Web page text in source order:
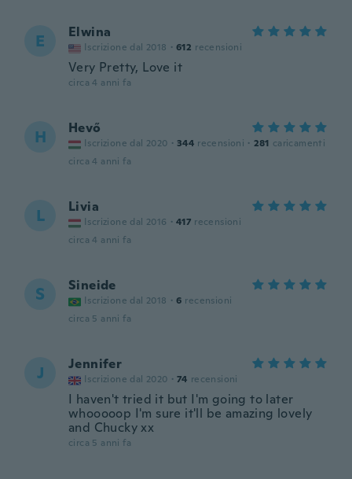
E Elwina
Iscrizione dal 2018 · 612 recensioni
Very Pretty, Love it
circa 4 anni fa
H Hevő
Iscrizione dal 2020 · 344 recensioni · 281 caricamenti
circa 4 anni fa
L Livia
Iscrizione dal 2016 · 417 recensioni
circa 4 anni fa
S Sineide
Iscrizione dal 2018 · 6 recensioni
circa 5 anni fa
J Jennifer
Iscrizione dal 2020 · 74 recensioni
I haven't tried it but I'm going to later
whooooop I'm sure it'll be amazing lovely
and Chucky xx
circa 5 anni fa